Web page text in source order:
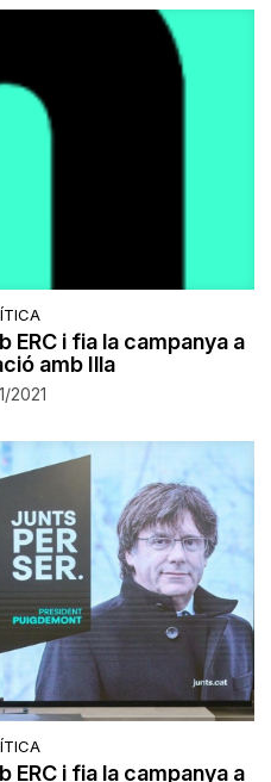
ERC i fia la campanya a
amb Illa
2021
ERC i fia la campanya a